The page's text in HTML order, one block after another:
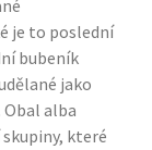
je to poslední
bubeník
jako
alba
které